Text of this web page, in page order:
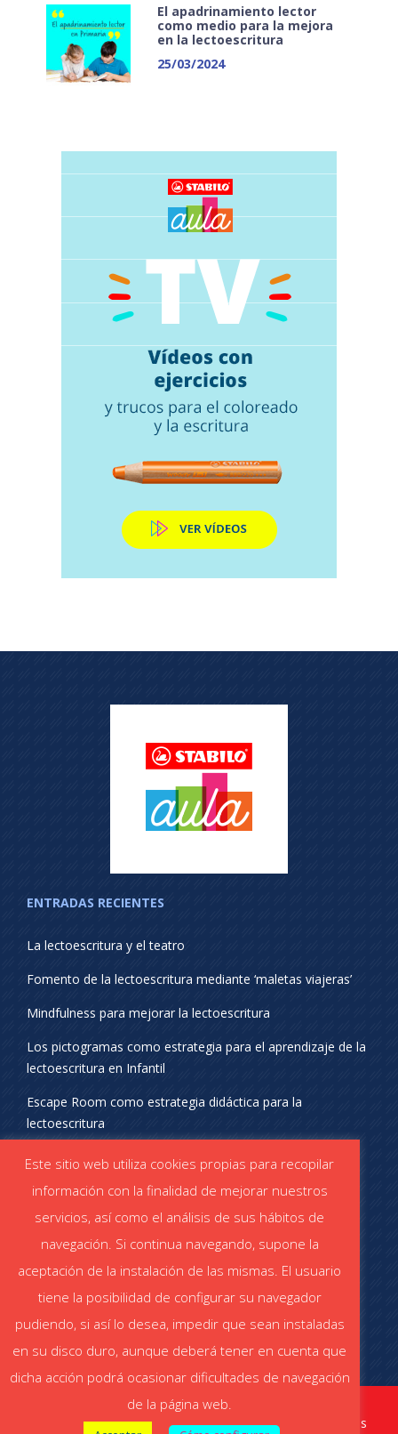
El apadrinamiento lector
como medio para la mejora
en la lectoescritura
25/03/2024
ENTRADAS RECIENTES
La lectoescritura y el teatro
Fomento de la lectoescritura mediante ‘maletas viajeras’
Mindfulness para mejorar la lectoescritura
Los pictogramas como estrategia para el aprendizaje de la
lectoescritura en Infantil
Escape Room como estrategia didáctica para la
lectoescritura
¡SÍGUENOS EN REDES SOCIALES!
Catálogo STABILO (PDF) Catálogo ESCOLAR (PDF)
|Política de cookies|Política de privacidad redes
Este sitio web utiliza cookies propias para recopilar
información con la finalidad de mejorar nuestros
servicios, así como el análisis de sus hábitos de
navegación. Si continua navegando, supone la
aceptación de la instalación de las mismas. El usuario
tiene la posibilidad de configurar su navegador
pudiendo, si así lo desea, impedir que sean instaladas
en su disco duro, aunque deberá tener en cuenta que
dicha acción podrá ocasionar dificultades de navegación
de la página web.